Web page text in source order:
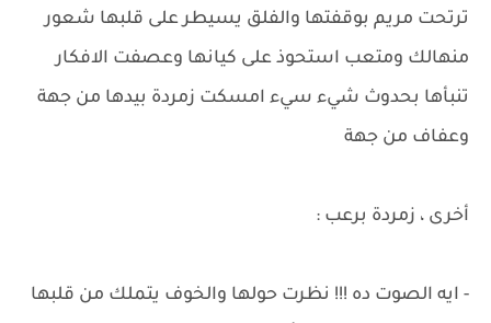
ترتحت مريم بوقفتها والفلق يسيطر على قلبها شعور
منهالك ومتعب استحوذ على كيانها وعصفت الافكار
تنبأها بحدوث شيء سيء امسكت زمردة بيدها من جهة
وعفاف من جهة
أخرى ، زمردة برعب :
- ايه الصوت ده !!! نظرت حولها والخوف يتملك من قلبها